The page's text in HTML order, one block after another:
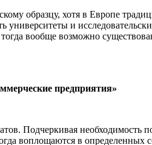
образцу, хотя в Европе
университеты и
вообще возможно
предприятия»
Подчеркивая необходимость
воплощаются в